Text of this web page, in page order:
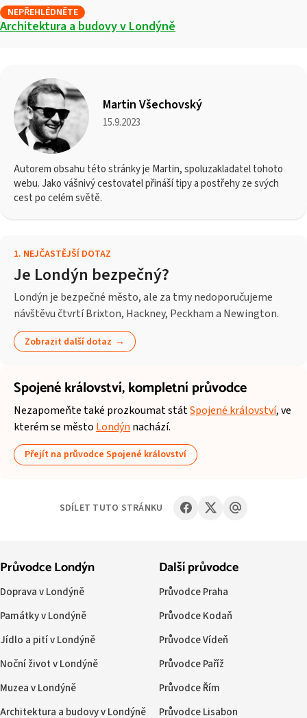
NEPŘEHLÉDNĚTE
Architektura a budovy v Londýně
Martin Všechovský
15.9.2023
Autorem obsahu této stránky je Martin, spoluzakladatel tohoto
webu. Jako vášnivý cestovatel přináší tipy a postřehy ze svých
cest po celém světě.
1. NEJČASTĚJŠÍ DOTAZ
Je Londýn bezpečný?
Londýn je bezpečné město, ale za tmy nedoporučujeme
návštěvu čtvrtí Brixton, Hackney, Peckham a Newington.
Zobrazit další dotaz
Spojené království,kompletní průvodce
Nezapomeňte také prozkoumat státSpojené království, ve
kterém se město Londýn nachází.
Přejít na průvodce Spojené království
SDÍLET TUTO STRÁNKU
Průvodce Londýn
Doprava v Londýně
Památky v Londýně
Jídlo a pití v Londýně
Noční život v Londýně
Muzea v Londýně
Architektura a budovy v Londýně
Další průvodce
Průvodce Praha
Průvodce Kodaň
Průvodce Vídeň
Průvodce Paříž
Průvodce Řím
Průvodce Lisabon